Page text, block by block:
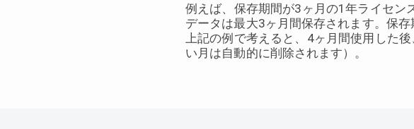
例えば、保存期間が3ヶ月の1年ライセン
データは最大3ヶ月間保存されます。保
上記の例で考えると、4ヶ月間使用した
い月は自動的に削除されます）。